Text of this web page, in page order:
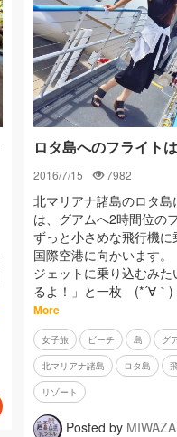
ロタ島へのフライト
2016/7/15 7982
北マリアナ諸島のロタ島
は、グアムへ2時間位の
ずっと小さめな飛行機に
国際空港に向かいます。
ジェットに乗り込むみ
るよ！」と一枚 (*´∀｀)
More
女子旅 ビーチ 島 グ
北マリアナ諸島 ロタ島
リゾート
Posted by MIWAZA